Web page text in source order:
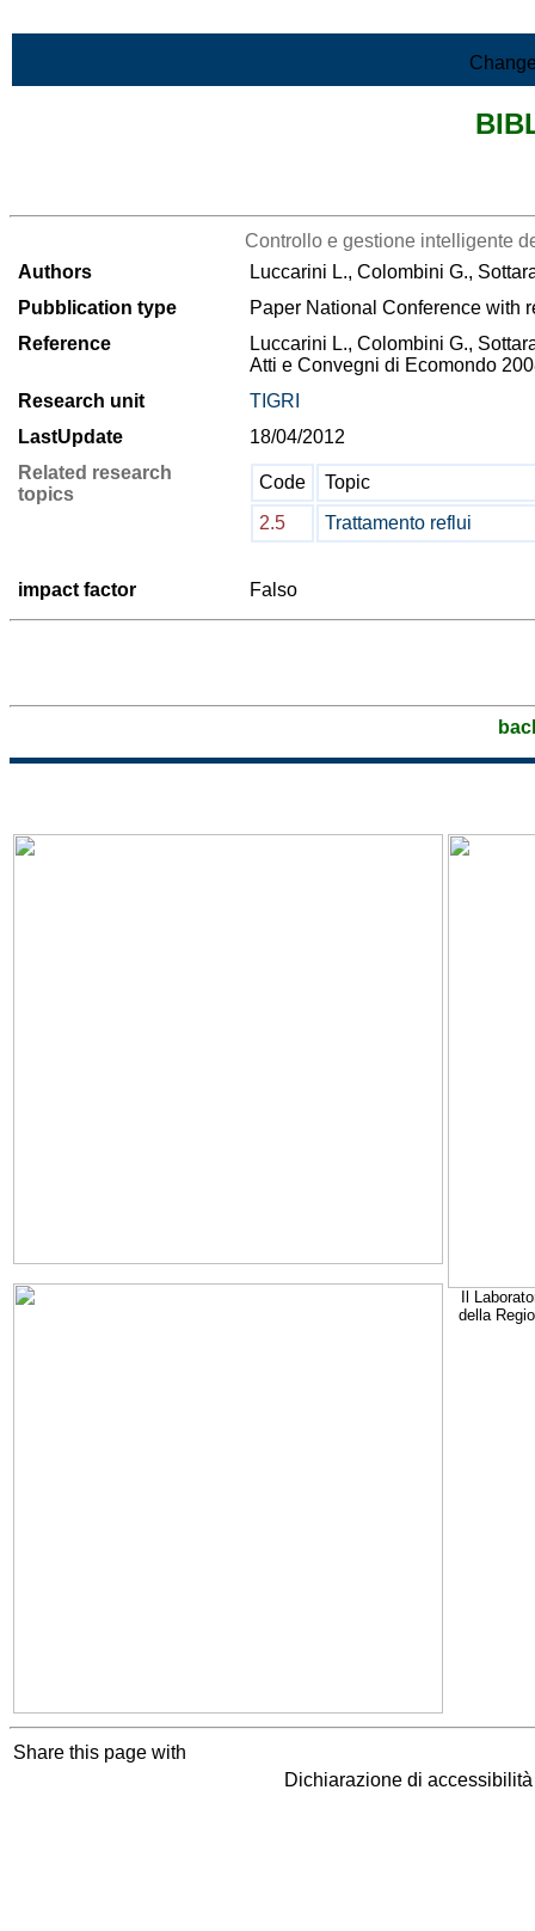
Controllo e gestione intelligente
Authors
Luccarini L., Colombini G.,
Pubblication type
Paper National Conference with
Reference
Luccarini L., Colombini G.,
Atti e Convegni di Ecomondo
Research unit
TIGRI
LastUpdate
18/04/2012
Related research
topics
Code
Topic
2.5
Trattamento reflui
impact factor Falso
Il
della
Share this page with
Dichiarazione di